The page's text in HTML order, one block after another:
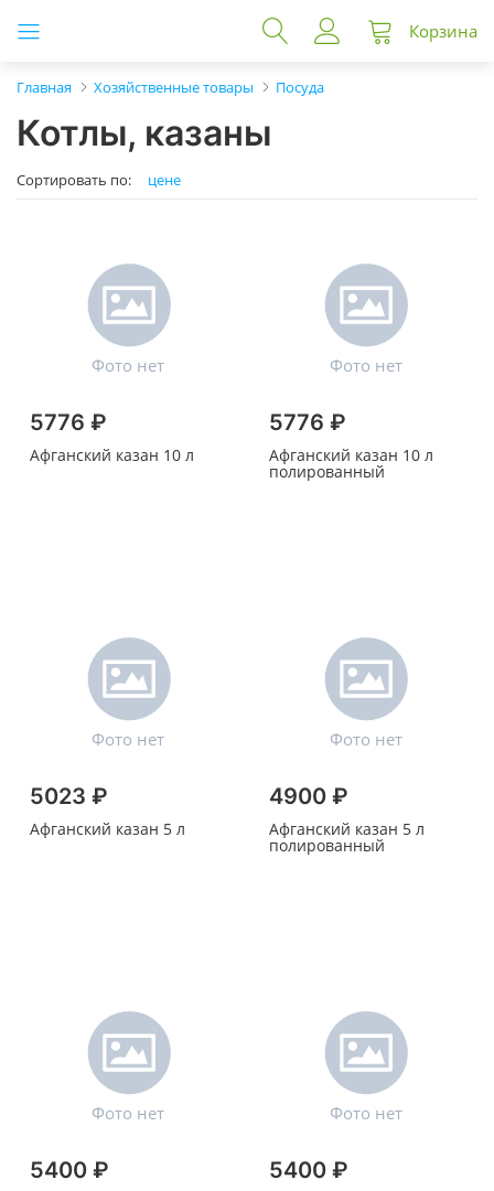
Корзина
Главная Хозяйственные товары Посуда
Котлы, казаны
Сортировать по: цене
5776 ₽
Афганский казан 10 л
5776 ₽
Афганский казан 10 л
полированный
5023 ₽
Афганский казан 5 л
4900 ₽
Афганский казан 5 л
полированный
5400 ₽ 5400 ₽